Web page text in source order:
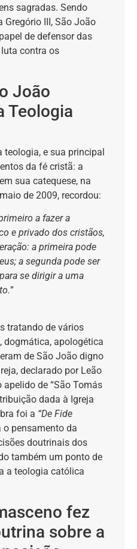
sagradas. Sendo
Gregório III, São João
de defensor das
contra os
João
Teologia
teologia, e sua principal
da fé cristã: a
sua catequese, na
de 2009, recordou:
a fazer a
e privado dos cristãos,
a primeira pode
a segunda pode ser
se dirigir a uma
”
tratando de vários
dogmática, apologética
de São João digno
declarado por Leão
apelido de “São Tomás
dada à Igreja
foi a “De Fide
o pensamento da
doutrinais dos
também um ponto de
a teologia católica
fez
sobre a